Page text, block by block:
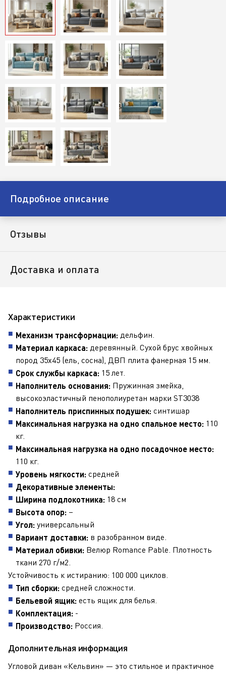
Подробное описание
Отзывы
Доставка и оплата
Характеристики
Механизм трансформации: дельфин.
Материал каркаса: деревянный. Сухой брус хвойных
пород 35х45 (ель, сосна), ДВП плита фанерная 15 мм.
Срок службы каркаса: 15 лет.
Наполнитель основания: Пружинная змейка,
высокоэластичный пенополиуретан марки ST3038
Наполнитель приспинных подушек: синтишар
Максимальная нагрузка на одно спальное место: 110
кг.
Максимальная нагрузка на одно посадочное место:
110 кг.
Уровень мягкости: средней
Декоративные элементы:
Ширина подлокотника: 18 см
Высота опор: –
Угол: универсальный
Вариант доставки: в разобранном виде.
Материал обивки: Велюр Romance Pable. Плотность
ткани 270 г/м2.
Устойчивость к истиранию: 100 000 циклов.
Тип сборки: средней сложности.
Бельевой ящик: есть ящик для белья.
Комплектация: -
Производство: Россия.
Дополнительная информация
Угловой диван «Кельвин» — это стильное и практичное